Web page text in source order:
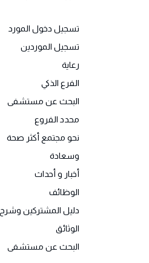
تسجيل دخول المورد
تسجيل الموردين
رعاية
الفرع الذكي
البحث عن مستشفى
محدد الفروع
نحو مجتمع أكثر صحة
وسعادة
أخبار و أحداث
الوظائف
دليل المشتركين وشرح
الوثائق
البحث عن مستشفى